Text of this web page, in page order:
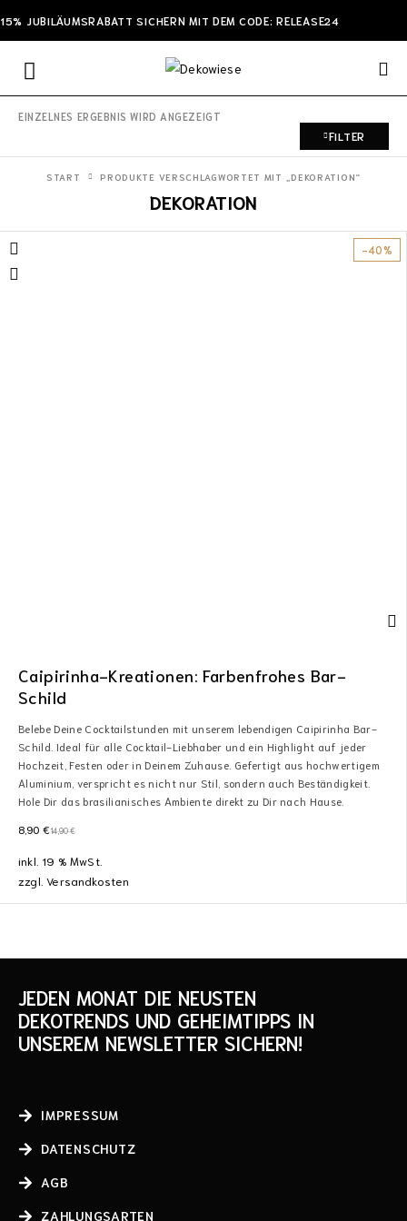
15% JUBILÄUMSRABATT SICHERN MIT DEM CODE: RELEASE24
EINZELNES ERGEBNIS WIRD ANGEZEIGT
FILTER
DEKORATION
START PRODUKTE VERSCHLAGWORTET MIT „DEKORATION“
-40%
Caipirinha-Kreationen: Farbenfrohes Bar-
Schild
Belebe Deine Cocktailstunden mit unserem lebendigen Caipirinha Bar-
Schild. Ideal für alle Cocktail-Liebhaber und ein Highlight auf jeder
Hochzeit, Festen oder in Deinem Zuhause. Gefertigt aus hochwertigem
Aluminium, verspricht es nicht nur Stil, sondern auch Beständigkeit.
Hole Dir das brasilianisches Ambiente direkt zu Dir nach Hause.
14,90€
8,90 €
inkl. 19 % MwSt.
zzgl.Versandkosten
JEDEN MONAT DIE NEUSTEN
DEKOTRENDS UND GEHEIMTIPPS IN
UNSEREM NEWSLETTER SICHERN!
IMPRESSUM
DATENSCHUTZ
AGB
ZAHLUNGSARTEN